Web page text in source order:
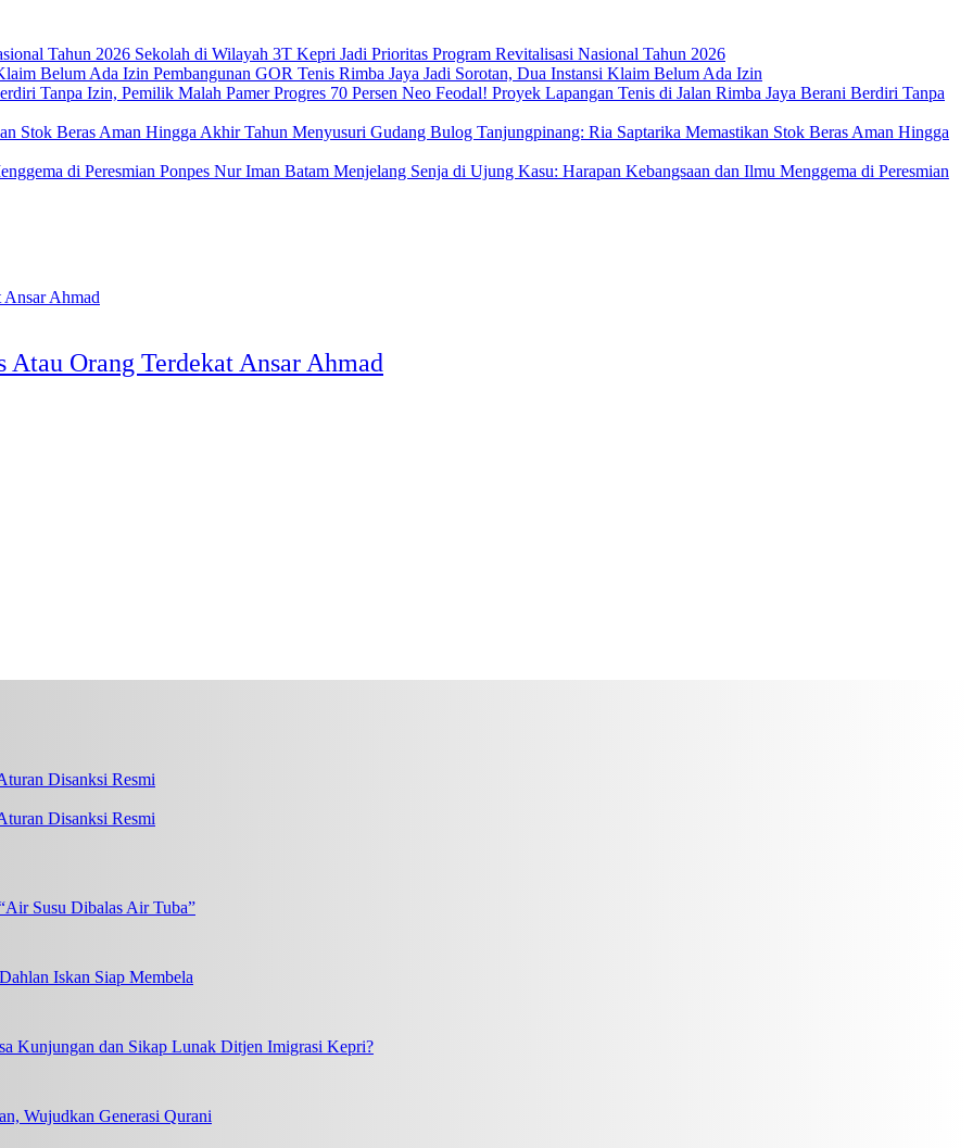
Sekolah di Wilayah 3T Kepri Jadi Prioritas Program Revitalisasi Nasional Tahun 2026
Pembangunan GOR Tenis Rimba Jaya Jadi Sorotan, Dua Instansi Klaim Belum Ada Izin
Neo Feodal! Proyek Lapangan Tenis di Jalan Rimba Jaya Berani Berdiri Tanpa
Menyusuri Gudang Bulog Tanjungpinang: Ria Saptarika Memastikan Stok Beras Aman Hingga
Menjelang Senja di Ujung Kasu: Harapan Kebangsaan dan Ilmu Menggema di Peresmian
Orang Terdekat Ansar Ahmad
Disanksi Resmi
Susu Dibalas Air Tuba”
Iskan Siap Membela
Kunjungan dan Sikap Lunak Ditjen Imigrasi Kepri?
Wujudkan Generasi Qurani